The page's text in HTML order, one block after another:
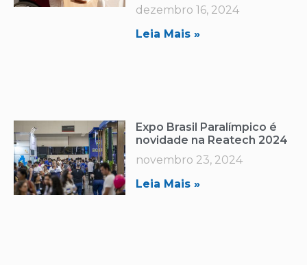
dezembro 16, 2024
Leia Mais »
Expo Brasil Paralímpico é
novidade na Reatech 2024
novembro 23, 2024
Leia Mais »